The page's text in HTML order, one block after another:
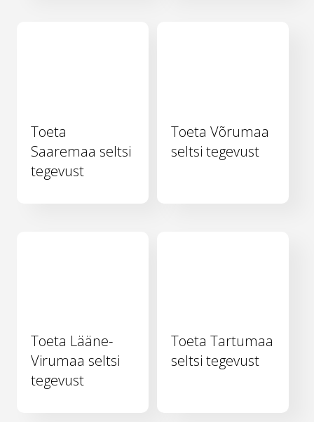
Toeta
Saaremaa seltsi
tegevust
Toeta Võrumaa
seltsi tegevust
Toeta Lääne-
Virumaa seltsi
tegevust
Toeta Tartumaa
seltsi tegevust